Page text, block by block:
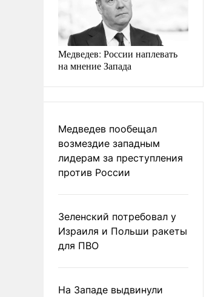
Медведев: России наплевать
на мнение Запада
Медведев пообещал
возмездие западным
лидерам за преступления
против России
Зеленский потребовал у
Израиля и Польши ракеты
для ПВО
На Западе выдвинули